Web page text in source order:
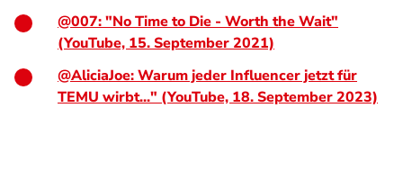
@007: "No Time to Die - Worth the Wait"
(YouTube, 15. September 2021)
@AliciaJoe: Warum jeder Influencer jetzt für
TEMU wirbt..." (YouTube, 18. September 2023)